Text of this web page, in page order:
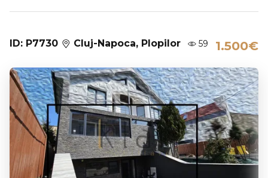
ID: P7730 Cluj-Napoca, Plopilor 59 1.500€